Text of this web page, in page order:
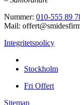
Nummer: 010-555 89
Mail:
Integritetspolicy
Stockholm
Fri Offert
Sitemap